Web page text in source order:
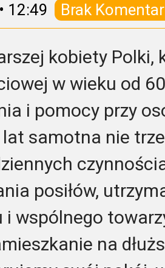
• 12:49 Brak
kobiety Polki,
w wieku od
i pomocy przy
samotna nie
posiłów,
i wspólnego
na